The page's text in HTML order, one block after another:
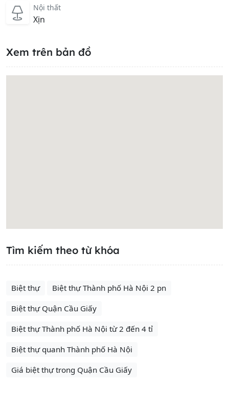
Nội thất
Xịn
Xem trên bản đồ
Tìm kiếm theo từ khóa
Biệt thự
Biệt thự Thành phố Hà Nội 2 pn
Biệt thự Quận Cầu Giấy
Biệt thự Thành phố Hà Nội từ 2 đến 4 tỉ
Biệt thự quanh Thành phố Hà Nội
Giá biệt thự trong Quận Cầu Giấy